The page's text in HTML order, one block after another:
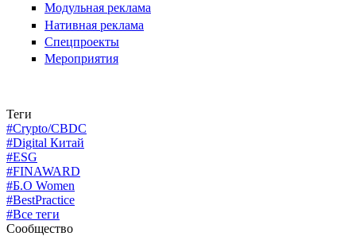
Модульная реклама
Нативная реклама
Спецпроекты
Мероприятия
Теги
#Crypto/CBDC
#Digital Китай
#ESG
#FINAWARD
#Б.О Women
#BestPractice
#Все теги
Сообщество